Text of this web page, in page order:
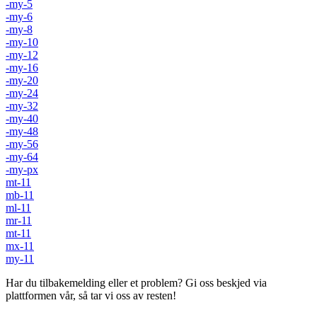
-my-5
-my-6
-my-8
-my-10
-my-12
-my-16
-my-20
-my-24
-my-32
-my-40
-my-48
-my-56
-my-64
-my-px
mt-11
mb-11
ml-11
mr-11
mt-11
mx-11
my-11
Har du tilbakemelding eller et problem? Gi oss beskjed via
plattformen vår, så tar vi oss av resten!